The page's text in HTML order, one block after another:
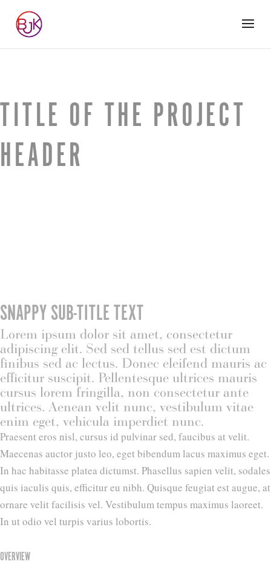
TITLE OF THE PROJECT
HEADER
SNAPPY SUB-TITLE TEXT
Lorem ipsum dolor sit amet, consectetur
adipiscing elit. Sed sed tellus sed est dictum
finibus sed ac lectus. Donec eleifend mauris ac
efficitur suscipit. Pellentesque ultrices mauris
cursus lorem fringilla, non consectetur ante
ultrices. Aenean velit nunc, vestibulum vitae
enim eget, vehicula imperdiet nunc.
Praesent eros nisl, cursus id pulvinar sed, faucibus at velit.
Maecenas auctor justo leo, eget bibendum lacus maximus eget.
In hac habitasse platea dictumst. Phasellus sapien velit, sodales
quis iaculis quis, efficitur eu nibh. Quisque feugiat est augue, at
ornare velit facilisis vel. Vestibulum tempus maximus laoreet.
In ut odio vel turpis varius lobortis.
OVERVIEW